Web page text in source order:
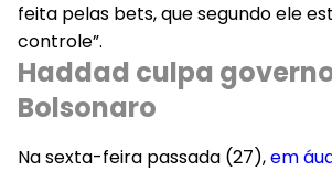
feita pelas bets, que segundo ele
controle”.
Haddad culpa
Bolsonaro
Na sexta-feira passada (27),em